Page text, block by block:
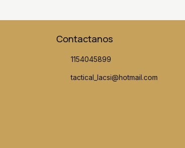
Contactanos
1154045899
tactical_lacsi@hotmail.com